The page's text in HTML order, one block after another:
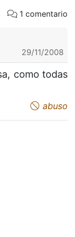
1 comentario
29/11/2008
como todas
abuso